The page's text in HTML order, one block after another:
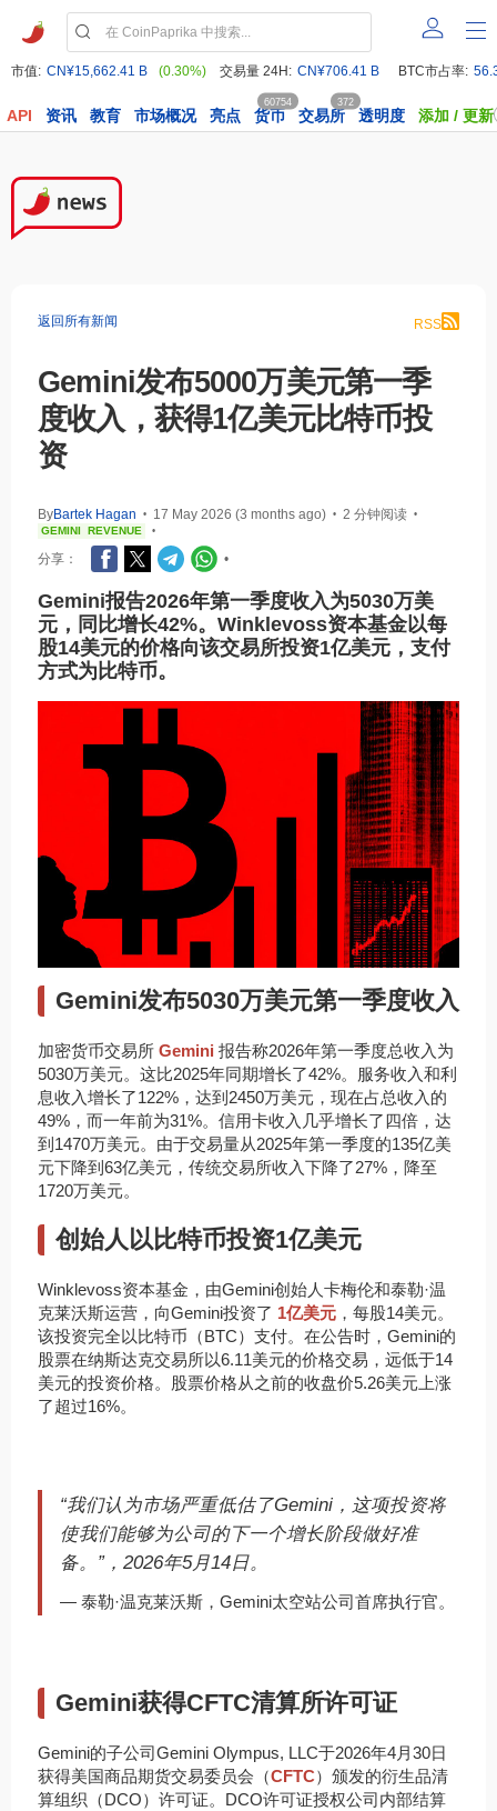
市值: CN¥15,662.41 B (0.30%) 交易量 24H: CN¥706.41 B BTC市占率:
API 资讯 教育 市场概况 亮点 货币
60754
交易所
372
透明度 添加 / 更新
返回所有新闻 RSS
Gemini发布5000万美元第一季
度收入，获得1亿美元比特币投
资
ByBartek Hagan • 17 May 2026 (3 months ago) • 2 分钟阅读 •
GEMINI REVENUE •
分享： •
Gemini报告2026年第一季度收入为5030万美
元，同比增长42%。Winklevoss资本基金以每
股14美元的价格向该交易所投资1亿美元，支付
方式为比特币。
Gemini发布5030万美元第一季度收入
加密货币交易所 Gemini 报告称2026年第一季度总收入为
5030万美元。这比2025年同期增长了42%。服务收入和利
息收入增长了122%，达到2450万美元，现在占总收入的
49%，而一年前为31%。信用卡收入几乎增长了四倍，达
到1470万美元。由于交易量从2025年第一季度的135亿美
元下降到63亿美元，传统交易所收入下降了27%，降至
1720万美元。
创始人以比特币投资1亿美元
Winklevoss资本基金，由Gemini创始人卡梅伦和泰勒·温
克莱沃斯运营，向Gemini投资了 1亿美元 ，每股14美元。
该投资完全以比特币（BTC）支付。在公告时，Gemini的
股票在纳斯达克交易所以6.11美元的价格交易，远低于14
美元的投资价格。股票价格从之前的收盘价5.26美元上涨
了超过16%。
“我们认为市场严重低估了Gemini，这项投资将
使我们能够为公司的下一个增长阶段做好准
备。”，2026年5月14日。
— 泰勒·温克莱沃斯，Gemini太空站公司首席执行官。
Gemini获得CFTC清算所许可证
Gemini的子公司Gemini Olympus, LLC于2026年4月30日
获得美国商品期货交易委员会（CFTC）颁发的衍生品清
算组织（DCO）许可证。DCO许可证授权公司内部结算